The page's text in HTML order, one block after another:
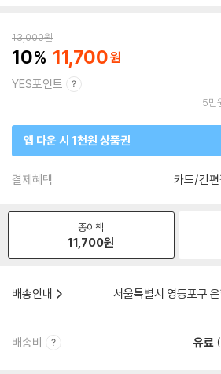
13,000원
10 11,700
YES포인트
5만
앱 다운 시 1천원 상품권
결제혜택 카드/간편
종이책
11,700원
배송안내
서울특별시 영등포구
배송비 유료